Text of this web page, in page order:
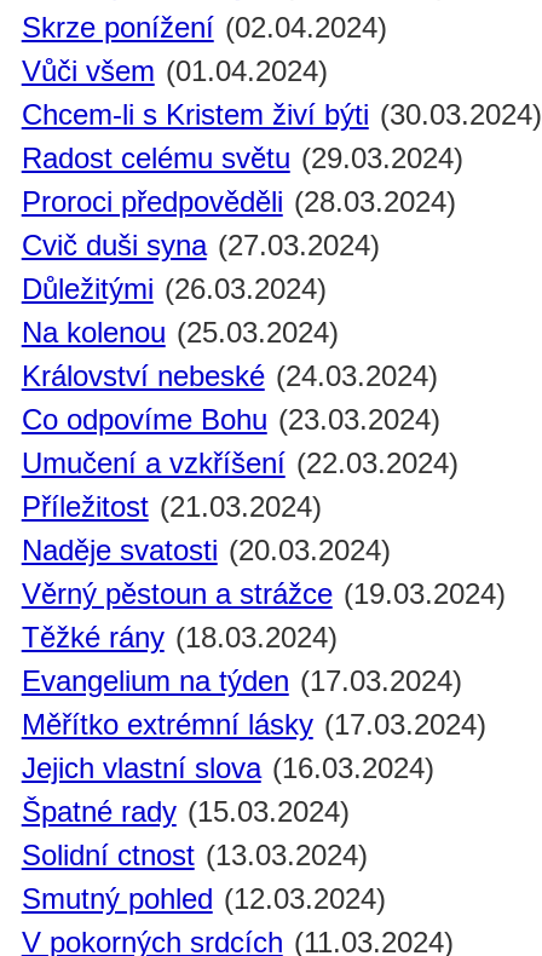
Skrze ponížení (02.04.2024)
Vůči všem (01.04.2024)
Chcem-li s Kristem živí býti (30.03.2024)
Radost celému světu (29.03.2024)
Proroci předpověděli (28.03.2024)
Cvič duši syna (27.03.2024)
Důležitými (26.03.2024)
Na kolenou (25.03.2024)
Království nebeské (24.03.2024)
Co odpovíme Bohu (23.03.2024)
Umučení a vzkříšení (22.03.2024)
Příležitost (21.03.2024)
Naděje svatosti (20.03.2024)
Věrný pěstoun a strážce (19.03.2024)
Těžké rány (18.03.2024)
Evangelium na týden (17.03.2024)
Měřítko extrémní lásky (17.03.2024)
Jejich vlastní slova (16.03.2024)
Špatné rady (15.03.2024)
Solidní ctnost (13.03.2024)
Smutný pohled (12.03.2024)
V pokorných srdcích (11.03.2024)